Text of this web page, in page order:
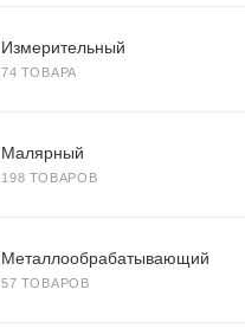
Измерительный
74 ТОВАРА
Малярный
198 ТОВАРОВ
Металлообрабатывающий
57 ТОВАРОВ